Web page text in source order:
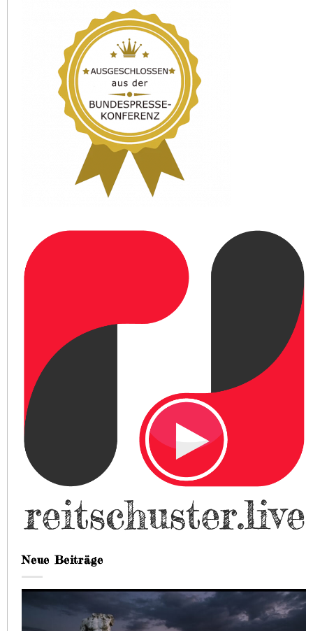
Neue Beiträge